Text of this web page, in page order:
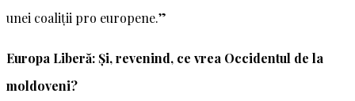
unei coaliții pro europene.”
Europa Liberă: Și, revenind, ce vrea Occidentul de la
moldoveni?